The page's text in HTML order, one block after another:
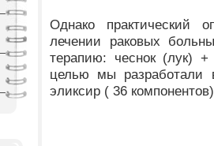
Однако практический
лечении раковых
терапию: чеснок (лук)
целью мы разработали
эликсир ( 36